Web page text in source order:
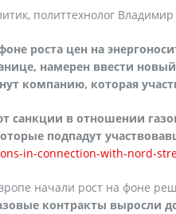
политтехнолог
роста цен на
намерен ввести
компанию, которая
санкции в отношении
подпадут
in-connection-with-nord-
начали рост на фоне
контракты выросли